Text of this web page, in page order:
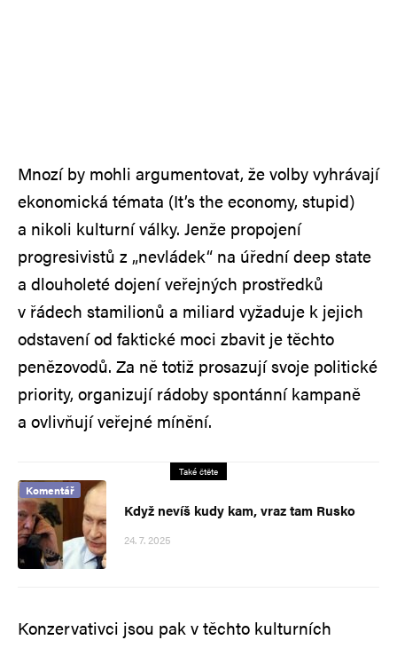
Mnozí by mohli argumentovat, že volby vyhrávají
ekonomická témata (It’s the economy, stupid)
a nikoli kulturní války. Jenže propojení
progresivistů z „nevládek“ na úřední deep state
a dlouholeté dojení veřejných prostředků
v řádech stamilionů a miliard vyžaduje k jejich
odstavení od faktické moci zbavit je těchto
penězovodů. Za ně totiž prosazují svoje politické
priority, organizují rádoby spontánní kampaně
a ovlivňují veřejné mínění.
Také čtěte
Komentář
Když nevíš kudy kam, vraz tam Rusko
24. 7. 2025
Konzervativci jsou pak v těchto kulturních